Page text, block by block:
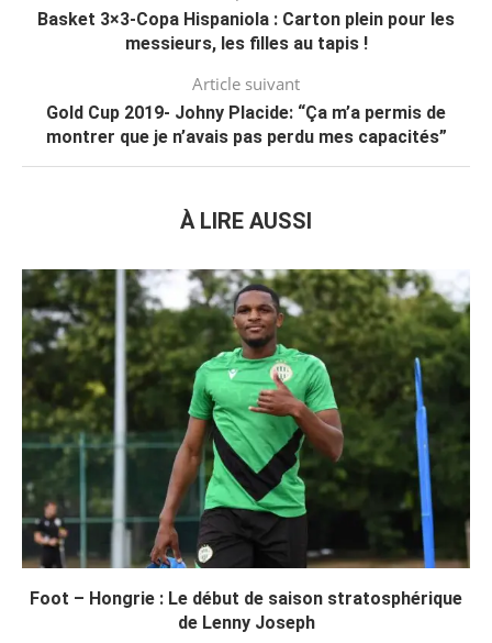
Basket 3×3-Copa Hispaniola : Carton plein pour les
messieurs, les filles au tapis !
Article suivant
Gold Cup 2019- Johny Placide: “Ça m’a permis de
montrer que je n’avais pas perdu mes capacités”
À LIRE AUSSI
Foot – Hongrie : Le début de saison stratosphérique
de Lenny Joseph